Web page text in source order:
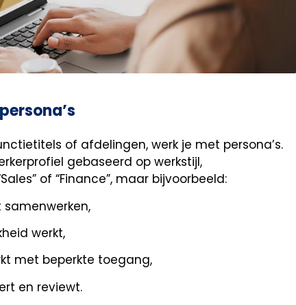
of afdelingen, werk je met persona’s.
gebaseerd op werkstijl,
of “Finance”, maar bijvoorbeeld:
werkt,
met beperkte toegang,
en reviewt.